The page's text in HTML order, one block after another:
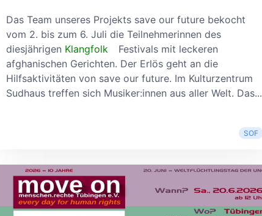
Das Team unseres Projekts save our future bekocht
vom 2. bis zum 6. Juli die Teilnehmerinnen des
diesjährigen Klangfolk
Festivals mit leckeren
afghanischen Gerichten. Der Erlös geht an die
Hilfsaktivitäten von save our future. Im Kulturzentrum
Sudhaus treffen sich Musiker:innen aus aller Welt. Das...
SOF